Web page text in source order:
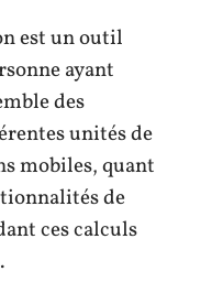
est un outil
ayant
des
unités de
mobiles, quant
de
ces calculs